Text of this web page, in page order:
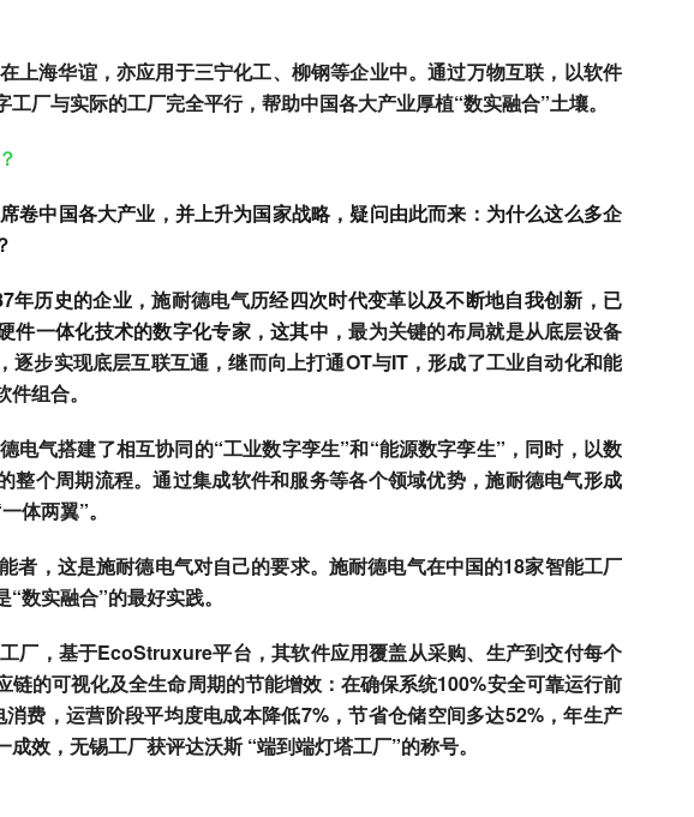
上海华谊，亦应用于三宁化工、柳钢等企业中。通过万物互联，以软件
厂与实际的工厂完全平行，帮助中国各大产业厚植“数实融合”土壤。
卷中国各大产业，并上升为国家战略，疑问由此而来：为什么这么多企
年历史的企业，施耐德电气历经四次时代变革以及不断地自我创新，已
件一体化技术的数字化专家，这其中，最为关键的布局就是从底层设备
逐步实现底层互联互通，继而向上打通OT与IT，形成了工业自动化和能
组合。
电气搭建了相互协同的“工业数字孪生”和“能源数字孪生”，同时，以数
整个周期流程。通过集成软件和服务等各个领域优势，施耐德电气形成
体两翼”。
者，这是施耐德电气对自己的要求。施耐德电气在中国的18家智能工厂
数实融合”的最好实践。
厂，基于EcoStruxure平台，其软件应用覆盖从采购、生产到交付每个
链的可视化及全生命周期的节能增效：在确保系统100%安全可靠运行前
费，运营阶段平均度电成本降低7%，节省仓储空间多达52%，年生产
效，无锡工厂获评达沃斯 “端到端灯塔工厂”的称号。